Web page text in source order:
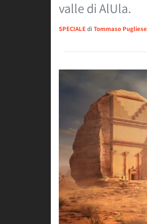
valle di AlUla.
SPECIALEdi Tommaso Pugliese